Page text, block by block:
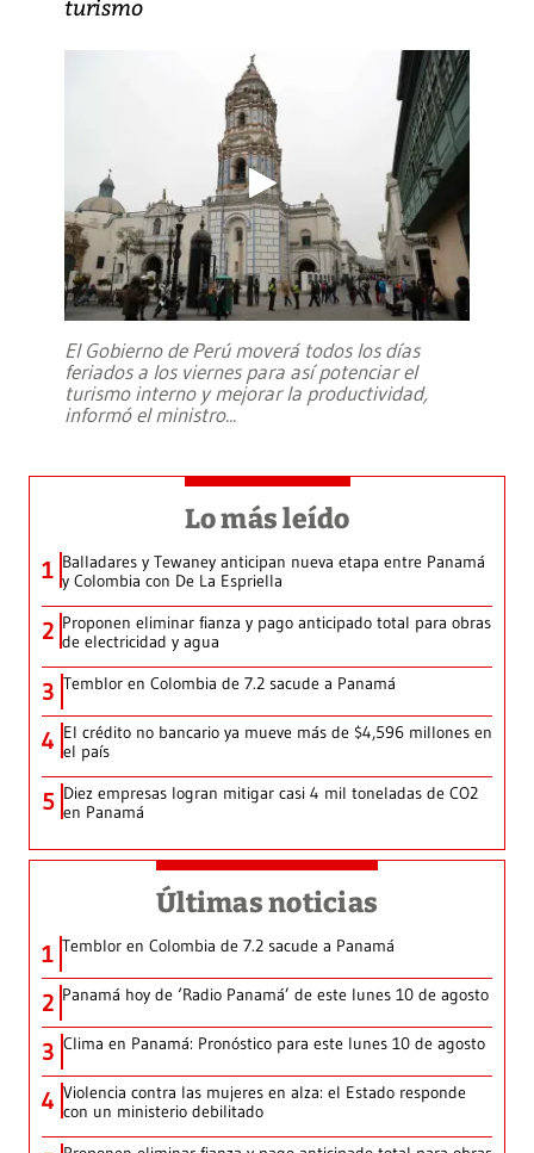
turismo
El Gobierno de Perú moverá todos los días
feriados a los viernes para así potenciar el
turismo interno y mejorar la productividad,
informó el ministro...
Lo más leído
1 Balladares y Tewaney anticipan nueva etapa entre Panamá
y Colombia con De La Espriella
2 Proponen eliminar fianza y pago anticipado total para obras
de electricidad y agua
3 Temblor en Colombia de 7.2 sacude a Panamá
4 El crédito no bancario ya mueve más de $4,596 millones en
el país
5 Diez empresas logran mitigar casi 4 mil toneladas de CO2
en Panamá
Últimas noticias
1 Temblor en Colombia de 7.2 sacude a Panamá
2 Panamá hoy de ‘Radio Panamá’ de este lunes 10 de agosto
3 Clima en Panamá: Pronóstico para este lunes 10 de agosto
4 Violencia contra las mujeres en alza: el Estado responde
con un ministerio debilitado